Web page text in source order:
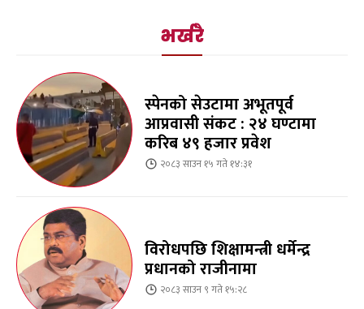
भर्खरै
स्पेनको सेउटामा अभूतपूर्व
आप्रवासी संकट : २४ घण्टामा
करिब ४९ हजार प्रवेश
२०८३ साउन १५ गते १४:३१
विरोधपछि शिक्षामन्त्री धर्मेन्द्र
प्रधानको राजीनामा
२०८३ साउन ९ गते १५:२८